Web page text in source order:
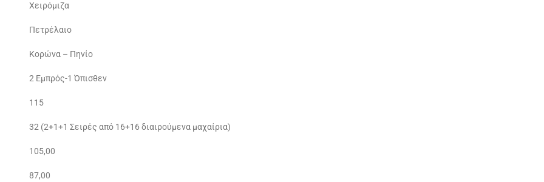
Χειρόμιζα
Πετρέλαιο
Κορώνα – Πηνίο
2 Εμπρός-1 Όπισθεν
115
32 (2+1+1 Σειρές από 16+16 διαιρούμενα μαχαίρια)
105,00
87,00